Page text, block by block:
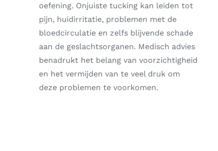
oefening. Onjuiste tucking kan leiden tot
pijn, huidirritatie, problemen met de
bloedcirculatie en zelfs blijvende schade
aan de geslachtsorganen. Medisch advies
benadrukt het belang van voorzichtigheid
en het vermijden van te veel druk om
deze problemen te voorkomen.